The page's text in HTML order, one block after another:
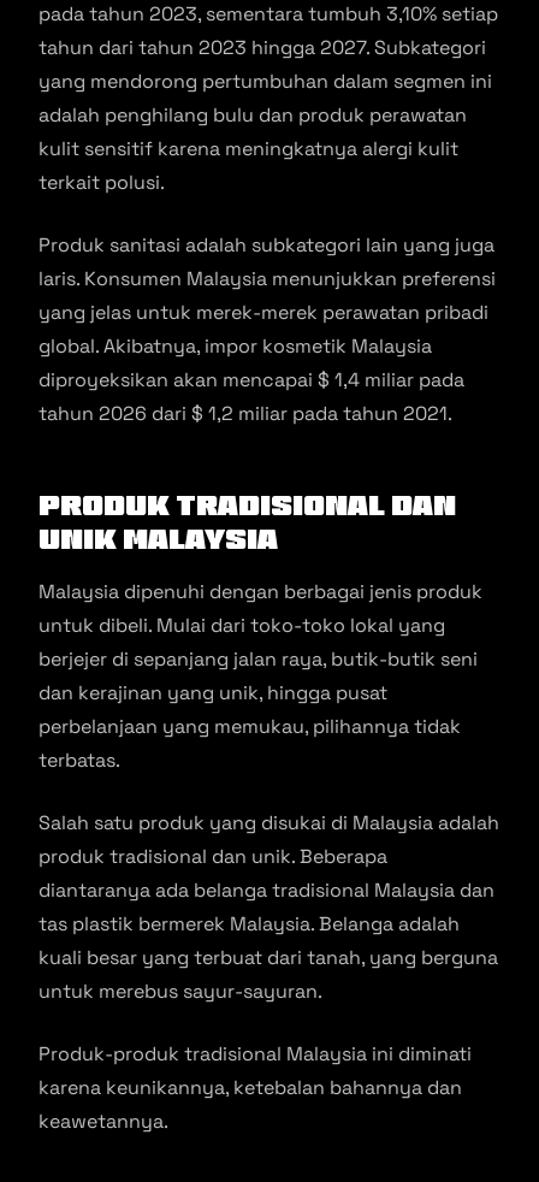
pada tahun 2023, sementara tumbuh 3,10% setiap
tahun dari tahun 2023 hingga 2027. Subkategori
yang mendorong pertumbuhan dalam segmen ini
adalah penghilang bulu dan produk perawatan
kulit sensitif karena meningkatnya alergi kulit
terkait polusi.
Produk sanitasi adalah subkategori lain yang juga
laris. Konsumen Malaysia menunjukkan preferensi
yang jelas untuk merek-merek perawatan pribadi
global. Akibatnya, impor kosmetik Malaysia
diproyeksikan akan mencapai $ 1,4 miliar pada
tahun 2026 dari $ 1,2 miliar pada tahun 2021.
Produk Tradisional dan
Unik Malaysia
Malaysia dipenuhi dengan berbagai jenis produk
untuk dibeli. Mulai dari toko-toko lokal yang
berjejer di sepanjang jalan raya, butik-butik seni
dan kerajinan yang unik, hingga pusat
perbelanjaan yang memukau, pilihannya tidak
terbatas.
Salah satu produk yang disukai di Malaysia adalah
produk tradisional dan unik. Beberapa
diantaranya ada belanga tradisional Malaysia dan
tas plastik bermerek Malaysia. Belanga adalah
kuali besar yang terbuat dari tanah, yang berguna
untuk merebus sayur-sayuran.
Produk-produk tradisional Malaysia ini diminati
karena keunikannya, ketebalan bahannya dan
keawetannya.